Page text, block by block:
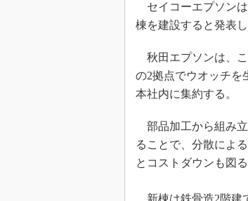
セイコーエプソンは
棟を建設すると発表
秋田エプソンは、こ
の2拠点でウオッチを
本社内に集約する。
部品加工から組み立
ることで、分散によ
とコストダウンも図